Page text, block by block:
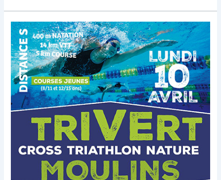
Inscriptions
Trivert
2023